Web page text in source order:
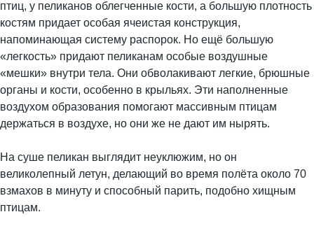
птиц, у пеликанов облегченные кости, а большую плотность
костям придает особая ячеистая конструкция,
напоминающая систему распорок. Но ещё большую
«легкость» придают пеликанам особые воздушные
«мешки» внутри тела. Они обволакивают легкие, брюшные
органы и кости, особенно в крыльях. Эти наполненные
воздухом образования помогают массивным птицам
держаться в воздухе, но они же не дают им нырять.
На суше пеликан выглядит неуклюжим, но он
великолепный летун, делающий во время полёта около 70
взмахов в минуту и способный парить, подобно хищным
птицам.